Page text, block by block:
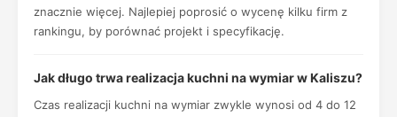
znacznie więcej. Najlepiej poprosić o wycenę kilku firm z
rankingu, by porównać projekt i specyfikację.
Jak długo trwa realizacja kuchni na wymiar w Kaliszu?
Czas realizacji kuchni na wymiar zwykle wynosi od 4 do 12